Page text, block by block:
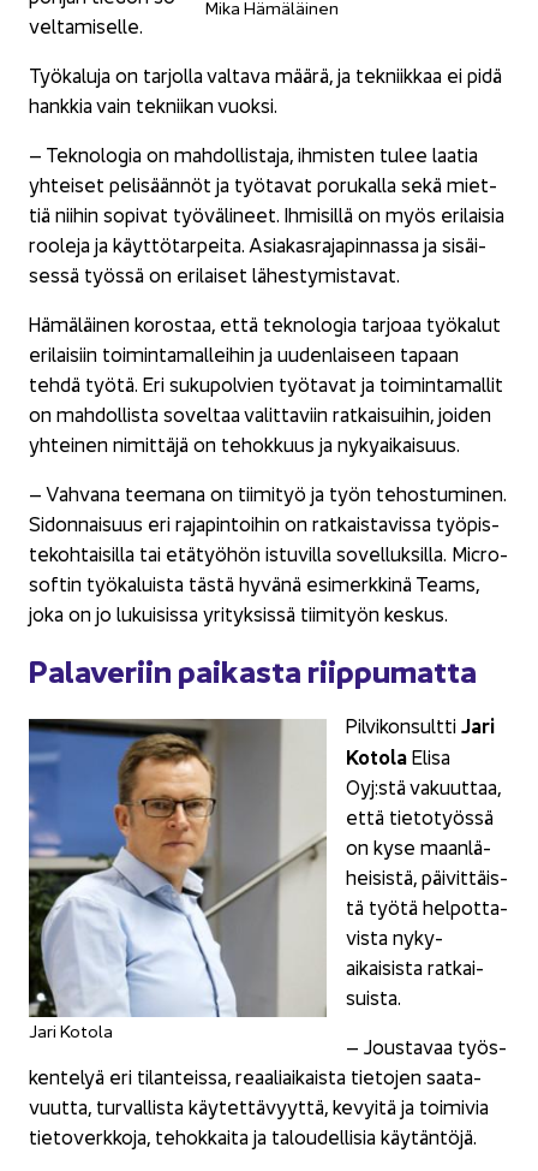
Mika Hä­mä­läi­nen
vel­ta­mi­sel­le.
Työ­ka­lu­ja on tar­jol­la val­ta­va määrä, ja tek­niik­kaa ei pidä
hank­kia vain tek­nii­kan vuok­si.
– Tek­no­lo­gia on mah­dol­lis­ta­ja, ih­mis­ten tulee laa­tia
yh­tei­set pe­li­sään­nöt ja työ­ta­vat po­ru­kal­la sekä miet­
tiä nii­hin so­pi­vat työ­vä­li­neet. Ih­mi­sil­lä on myös eri­lai­sia
roo­le­ja ja käyt­tö­tar­pei­ta. Asia­kas­ra­ja­pin­nas­sa ja si­säi­
ses­sä työs­sä on eri­lai­set lä­hes­ty­mis­ta­vat.
Hä­mä­läi­nen ko­ros­taa, että tek­no­lo­gia tar­jo­aa työ­ka­lut
eri­lai­siin toi­min­ta­mal­lei­hin ja uu­den­lai­seen ta­paan
tehdä työtä. Eri su­ku­pol­vien työ­ta­vat ja toi­min­ta­mal­lit
on mah­dol­lis­ta so­vel­taa va­lit­ta­viin rat­kai­sui­hin, joi­den
yh­tei­nen ni­mit­tä­jä on te­hok­kuus ja ny­ky­ai­kai­suus.
– Vah­va­na tee­ma­na on tii­mi­työ ja työn te­hos­tu­mi­nen.
Si­don­nai­suus eri ra­ja­pin­toi­hin on rat­kais­ta­vis­sa työ­pis­
te­koh­tai­sil­la tai etä­työ­hön is­tu­vil­la so­vel­luk­sil­la. Mic­ro­
sof­tin työ­ka­luis­ta tästä hy­vä­nä esi­merk­ki­nä Teams,
joka on jo lu­kui­sis­sa yri­tyk­sis­sä tii­mi­työn kes­kus.
Pa­la­ve­riin pai­kas­ta riip­pu­mat­ta
Jari Ko­to­la
Pil­vi­kon­sult­tiJari
Ko­to­laElisa
Oyj:stä va­kuut­taa,
että tie­to­työs­sä
on kyse maan­lä­
hei­sis­tä, päi­vit­täis­
tä työtä hel­pot­ta­
vis­ta nyky­
aikaisista rat­kai­
suis­ta.
– Jous­ta­vaa työs­
ken­te­lyä eri ti­lan­teis­sa, re­aa­liai­kais­ta tie­to­jen saa­ta­
vuut­ta, tur­val­lis­ta käy­tet­tä­vyyt­tä, ke­vyi­tä ja toi­mi­via
tie­to­verk­ko­ja, te­hok­kai­ta ja ta­lou­del­li­sia käy­tän­tö­jä.